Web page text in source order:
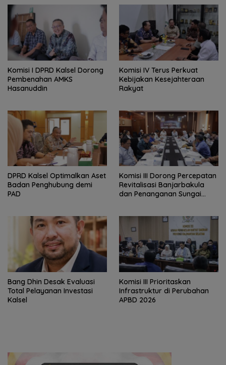
Komisi I DPRD Kalsel Dorong
Pembenahan AMKS
Hasanuddin
Komisi IV Terus Perkuat
Kebijakan Kesejahteraan
Rakyat
‎DPRD Kalsel Optimalkan Aset
Badan Penghubung demi
PAD
‎Komisi III Dorong Percepatan
Revitalisasi Banjarbakula
dan Penanganan Sungai
‎Bang Dhin Desak Evaluasi
Total Pelayanan Investasi
Kalsel
‎Komisi III Prioritaskan
Infrastruktur di Perubahan
APBD 2026